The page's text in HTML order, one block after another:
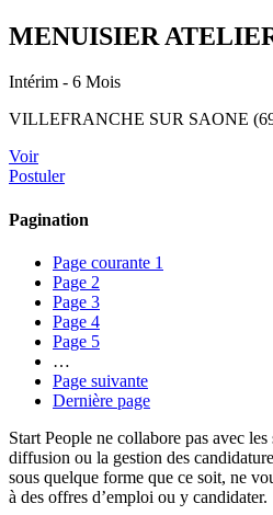
MENUISIER
Intérim - 6 Mois
VILLEFRANCHE SUR SAONE
Voir
Postuler
Pagination
Page courante 1
Page 2
Page 3
Page 4
Page 5
…
Page suivante
Dernière page
Start People ne collabore pas avec
diffusion ou la gestion des
sous quelque forme que ce soit, ne
à des offres d’emploi ou y candidater.